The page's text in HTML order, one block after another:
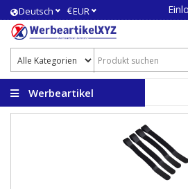
Deutsch €EUR
Werbeartikel